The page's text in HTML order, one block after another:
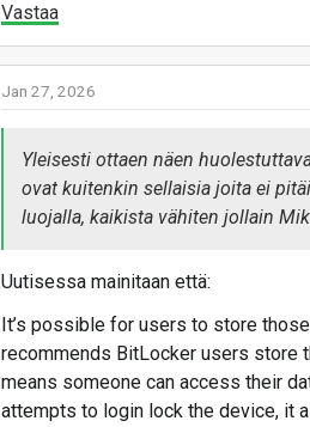
Vastaa
Jan 27, 2026
Yleisesti ottaen näen
ovat kuitenkin sellaisia joita ei
luojalla, kaikista vähiten jollain
Uutisessa mainitaan että:
It’s possible for users to store
recommends BitLocker users store
means someone can access their
attempts to login lock the device, it